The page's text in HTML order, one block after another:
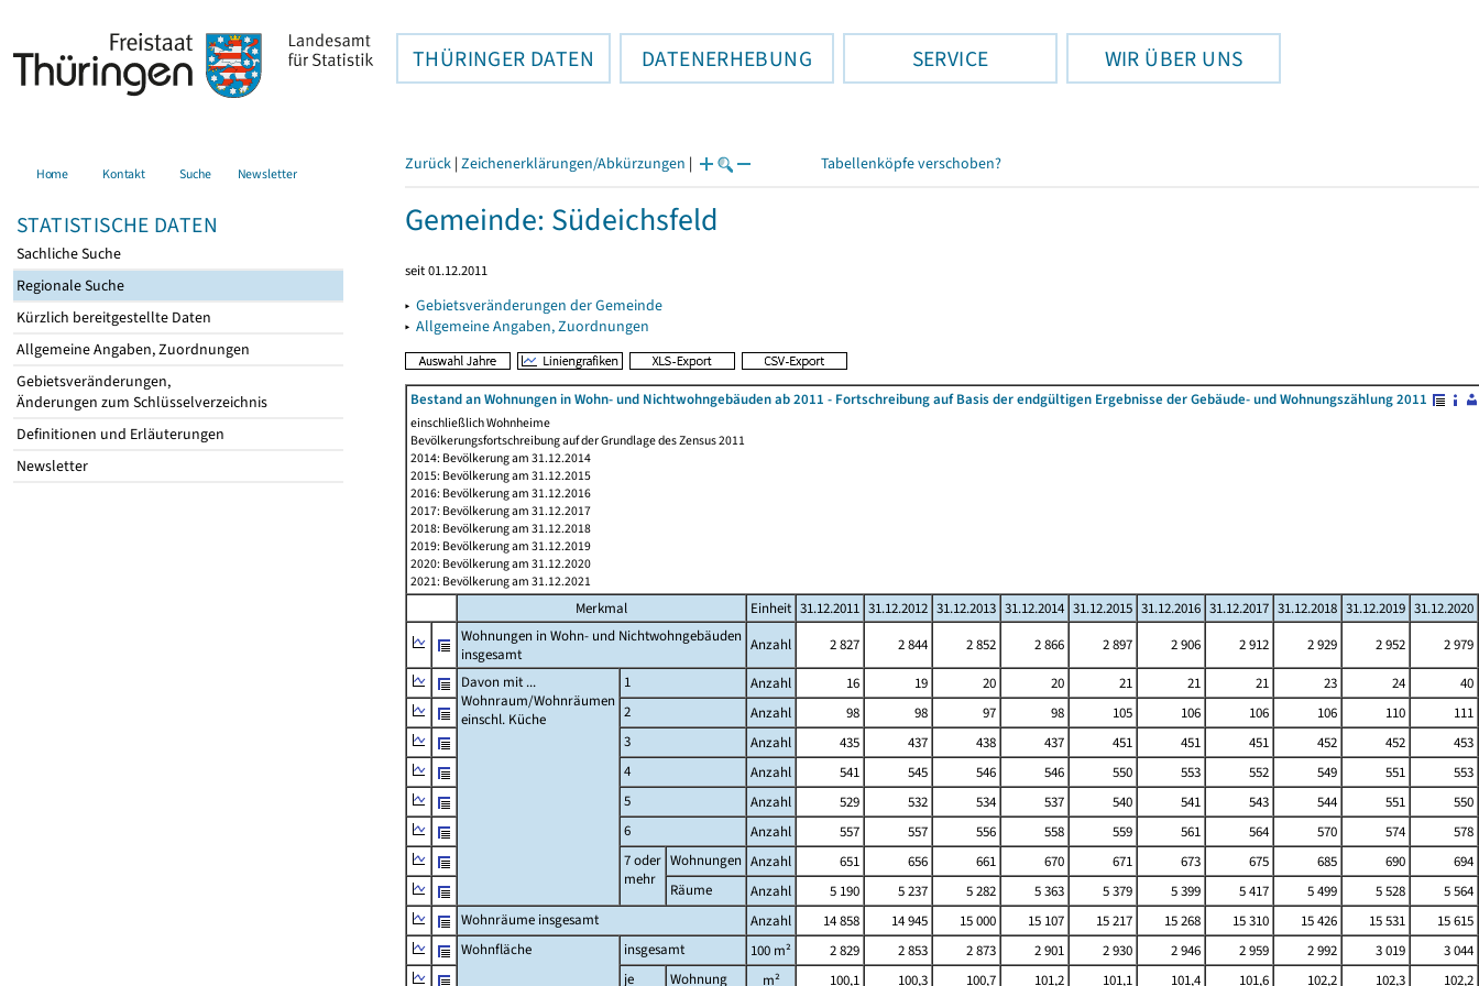
THÜRINGER DATEN DATENERHEBUNG SERVICE WIR ÜBER UNS
Home Kontakt Suche Newsletter
STATISTISCHE DATEN
Sachliche Suche
Regionale Suche
Kürzlich bereitgestellte Daten
Allgemeine Angaben, Zuordnungen
Gebietsveränderungen,
Änderungen zum Schlüsselverzeichnis
Definitionen und Erläuterungen
Newsletter
Zurück | Zeichenerklärungen/Abkürzungen | Tabellenköpfe verschoben?
Gemeinde: Südeichsfeld
seit 01.12.2011
▸ Gebietsveränderungen der Gemeinde
▸ Allgemeine Angaben, Zuordnungen
Bestand an Wohnungen in Wohn- und Nichtwohngebäuden ab 2011 - Fortschreibung auf Basis der endgültigen Ergebnisse der Gebäude- und Wohnungszählung 2011
einschließlich Wohnheime
Bevölkerungsfortschreibung auf der Grundlage des Zensus 2011
2014: Bevölkerung am 31.12.2014
2015: Bevölkerung am 31.12.2015
2016: Bevölkerung am 31.12.2016
2017: Bevölkerung am 31.12.2017
2018: Bevölkerung am 31.12.2018
2019: Bevölkerung am 31.12.2019
2020: Bevölkerung am 31.12.2020
2021: Bevölkerung am 31.12.2021
Merkmal Einheit 31.12.2011 31.12.2012 31.12.2013 31.12.2014 31.12.2015 31.12.2016 31.12.2017 31.12.2018 31.12.2019 31.12.2020
Wohnungen in Wohn- und Nichtwohngebäuden
insgesamt
Anzahl 2 827 2 844 2 852 2 866 2 897 2 906 2 912 2 929 2 952
2 979
Davon mit ...
Wohnraum/Wohnräumen
einschl. Küche
1 Anzahl 16 19 20 20 21 21 21 23 24
40
2
Anzahl 98 98 97 98 105 106 106 106 110
111
3
Anzahl 435 437 438 437 451 451 451 452 452
453
4
Anzahl 541 545 546 546 550 553 552 549 551
553
5
Anzahl 529 532 534 537 540 541 543 544 551
550
6
Anzahl 557 557 556 558 559 561 564 570 574
578
7 oder
mehr
Wohnungen Anzahl 651 656 661 670 671 673 675 685 690
694
Räume
Anzahl 5 190 5 237 5 282 5 363 5 379 5 399 5 417 5 499 5 528
5 564
Wohnräume insgesamt
Anzahl 14 858 14 945 15 000 15 107 15 217 15 268 15 310 15 426 15 531
15 615
Wohnfläche
insgesamt 100 m² 2 829 2 853 2 873 2 901 2 930 2 946 2 959 2 992 3 019
3 044
je
Wohnung m² 100,1 100,3 100,7 101,2 101,1 101,4 101,6 102,2 102,3 102,2